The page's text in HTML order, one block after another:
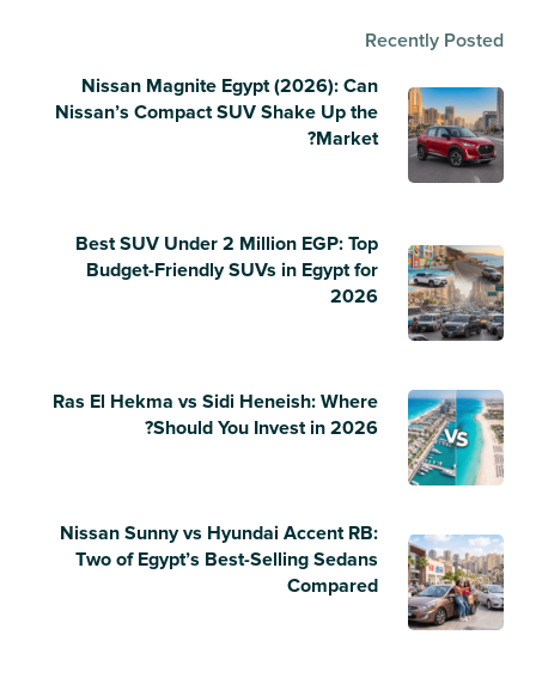
Recently Posted
Nissan Magnite Egypt (2026): Can
Nissan’s Compact SUV Shake Up the
Market?
Best SUV Under 2 Million EGP: Top
Budget-Friendly SUVs in Egypt for
2026
Ras El Hekma vs Sidi Heneish: Where
Should You Invest in 2026?
Nissan Sunny vs Hyundai Accent RB:
Two of Egypt’s Best-Selling Sedans
Compared